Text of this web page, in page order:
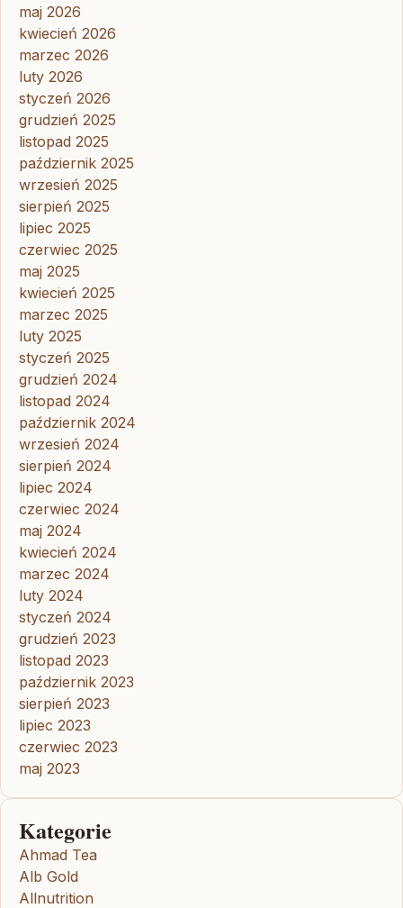
maj 2026
kwiecień 2026
marzec 2026
luty 2026
styczeń 2026
grudzień 2025
listopad 2025
październik 2025
wrzesień 2025
sierpień 2025
lipiec 2025
czerwiec 2025
maj 2025
kwiecień 2025
marzec 2025
luty 2025
styczeń 2025
grudzień 2024
listopad 2024
październik 2024
wrzesień 2024
sierpień 2024
lipiec 2024
czerwiec 2024
maj 2024
kwiecień 2024
marzec 2024
luty 2024
styczeń 2024
grudzień 2023
listopad 2023
październik 2023
sierpień 2023
lipiec 2023
czerwiec 2023
maj 2023
Kategorie
Ahmad Tea
Alb Gold
Allnutrition